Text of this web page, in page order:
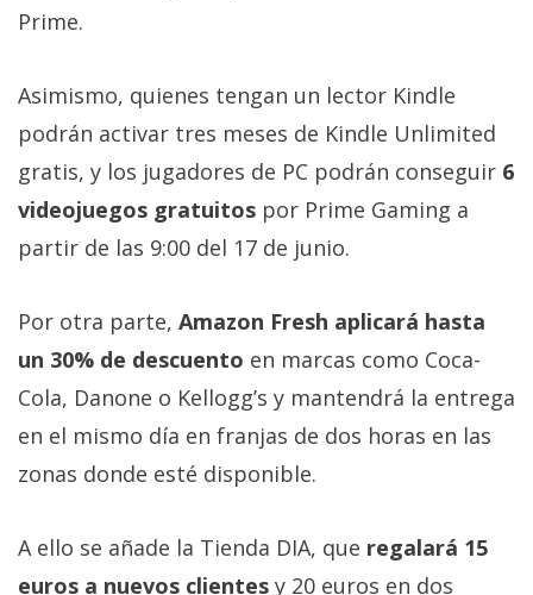
Prime.
Asimismo, quienes tengan un lector Kindle
podrán activar tres meses de Kindle Unlimited
gratis, y los jugadores de PC podrán conseguir 6
videojuegos gratuitos por Prime Gaming a
partir de las 9:00 del 17 de junio.
Por otra parte, Amazon Fresh aplicará hasta
un 30% de descuento en marcas como Coca-
Cola, Danone o Kellogg’s y mantendrá la entrega
en el mismo día en franjas de dos horas en las
zonas donde esté disponible.
A ello se añade la Tienda DIA, que regalará 15
euros a nuevos clientes y 20 euros en dos